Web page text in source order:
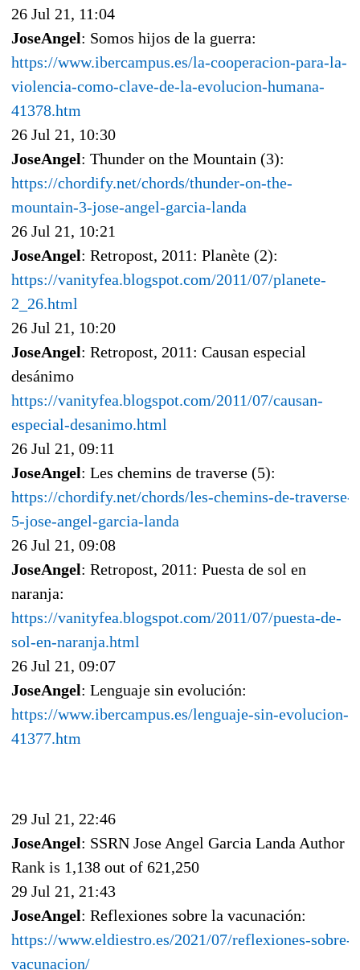
26 Jul 21, 11:04
JoseAngel: Somos hijos de la guerra:
https://www.ibercampus.es/la-cooperacion-para-la-
violencia-como-clave-de-la-evolucion-humana-
41378.htm
26 Jul 21, 10:30
JoseAngel: Thunder on the Mountain (3):
https://chordify.net/chords/thunder-on-the-
mountain-3-jose-angel-garcia-landa
26 Jul 21, 10:21
JoseAngel: Retropost, 2011: Planète (2):
https://vanityfea.blogspot.com/2011/07/planete-
2_26.html
26 Jul 21, 10:20
JoseAngel: Retropost, 2011: Causan especial
desánimo
https://vanityfea.blogspot.com/2011/07/causan-
especial-desanimo.html
26 Jul 21, 09:11
JoseAngel: Les chemins de traverse (5):
https://chordify.net/chords/les-chemins-de-traverse-
5-jose-angel-garcia-landa
26 Jul 21, 09:08
JoseAngel: Retropost, 2011: Puesta de sol en
naranja:
https://vanityfea.blogspot.com/2011/07/puesta-de-
sol-en-naranja.html
26 Jul 21, 09:07
JoseAngel: Lenguaje sin evolución:
https://www.ibercampus.es/lenguaje-sin-evolucion-
41377.htm
29 Jul 21, 22:46
JoseAngel: SSRN Jose Angel Garcia Landa Author
Rank is 1,138 out of 621,250
29 Jul 21, 21:43
JoseAngel: Reflexiones sobre la vacunación:
https://www.eldiestro.es/2021/07/reflexiones-sobre-
vacunacion/